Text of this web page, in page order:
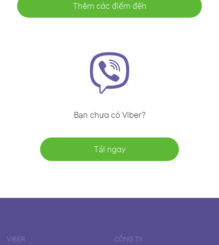
Thêm các điểm đến
Bạn chưa có Viber?
Tải ngay
VIBER CÔNG TY